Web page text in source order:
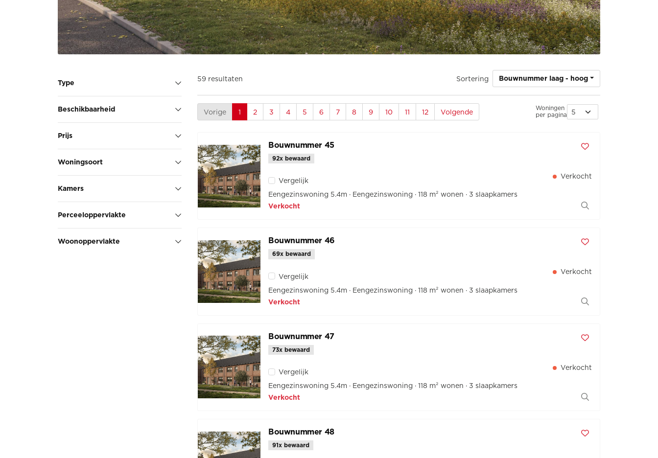
Type
Beschikbaarheid
Prijs
Woningsoort
Kamers
Perceeloppervlakte
Woonoppervlakte
59 resultaten Sortering Bouwnummer laag - hoog
Vorige 1 2 3 4 5 6 7 8 9 10 11 12 Volgende
Woningen
per pagina
Bouwnummer 45
92x bewaard
Vergelijk
Eengezinswoning 5.4m
Eengezinswoning 118 m² wonen 3 slaapkamers
Verkocht
Verkocht
Bouwnummer 46
69x bewaard
Vergelijk
Eengezinswoning 5.4m
Eengezinswoning 118 m² wonen 3 slaapkamers
Verkocht
Verkocht
Bouwnummer 47
73x bewaard
Vergelijk
Eengezinswoning 5.4m
Eengezinswoning 118 m² wonen 3 slaapkamers
Verkocht
Verkocht
Bouwnummer 48
91x bewaard